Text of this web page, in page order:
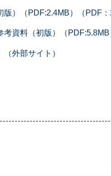
）（PDF:2.4MB）（PDF：
資料（初版）（PDF:5.8MB
外部サイト）